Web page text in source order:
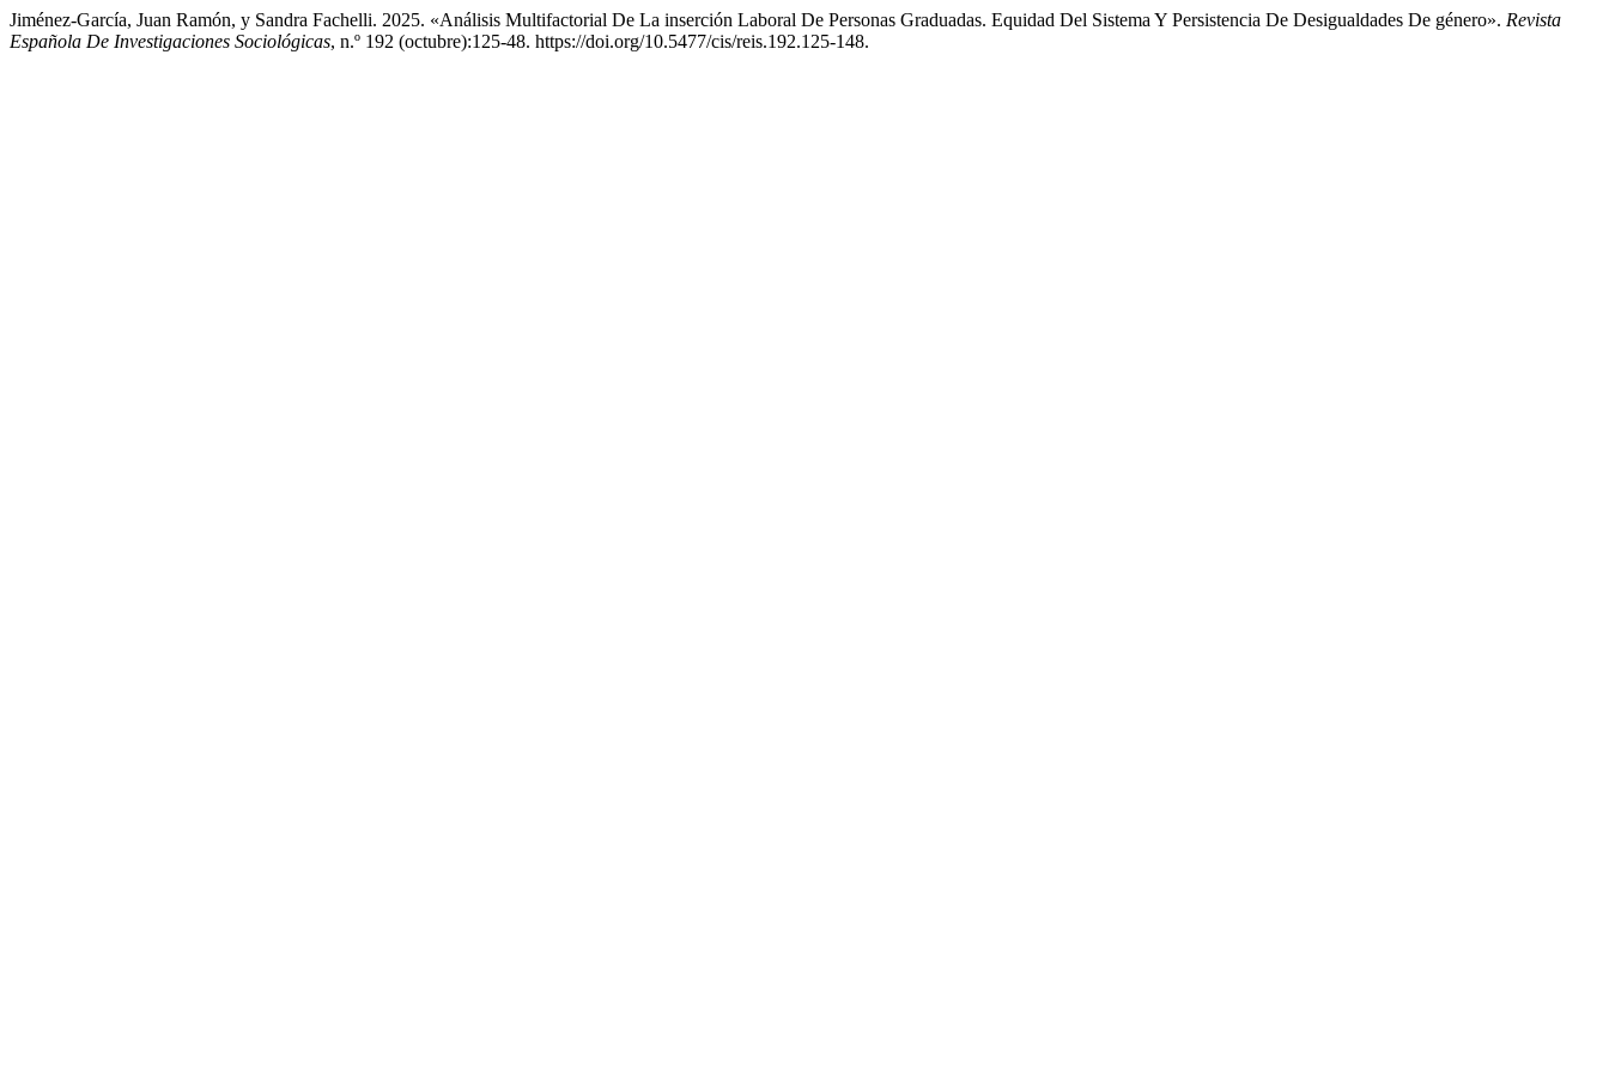
Jiménez-García, Juan Ramón, y Sandra Fachelli. 2025. «Análisis Multifactorial De La inserción Laboral De Personas Graduadas. Equidad Del Sistema Y Persistencia De Desigualdades De género». Revista
Española De Investigaciones Sociológicas, n.º 192 (octubre):125-48. https://doi.org/10.5477/cis/reis.192.125-148.